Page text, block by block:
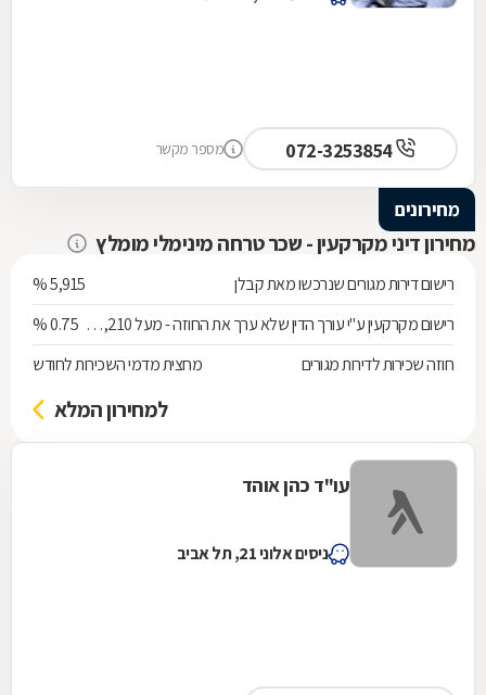
072-3253854 מספר מקשר
מחירונים
מחירון דיני מקרקעין - שכר טרחה מינימלי מומלץ
רישום דירות מגורים שנרכשו מאת קבלן
5,915 %
רישום מקרקעין ע"י עורך הדין שלא ערך את החוזה - מעל 538,210 ש"ח 0.75 %
חוזה שכירות לדירות מגורים
מחצית מדמי השכירות לחודש
למחירון המלא
עו"ד כהן אוהד
ניסים אלוני 21, תל אביב